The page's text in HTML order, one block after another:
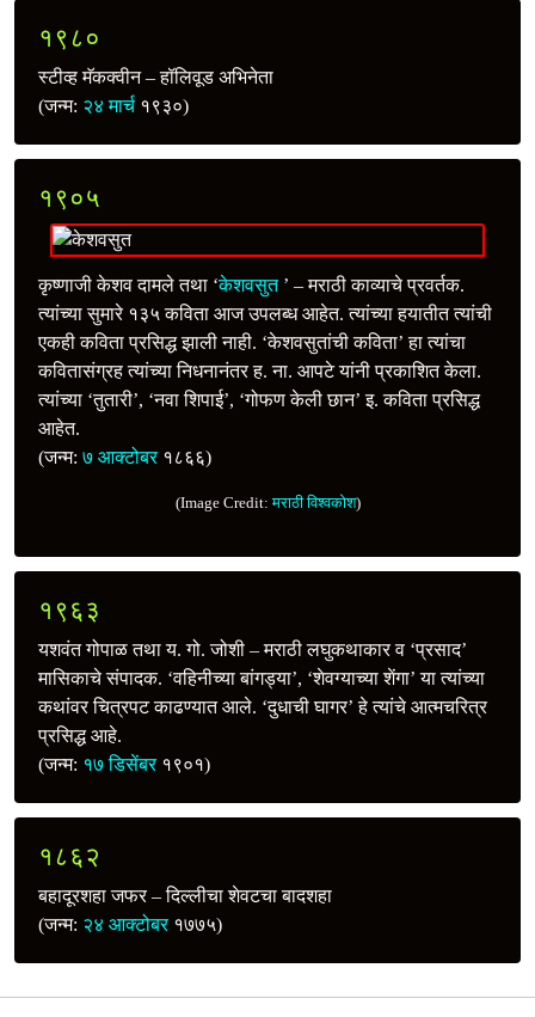
१९८०
स्टीव्ह मॅकक्‍वीन – हॉलिवूड अभिनेता
(जन्म: २४ मार्च १९३०)
१९०५
कृष्णाजी केशव दामले तथा ‘केशवसुत’ – मराठी काव्याचे प्रवर्तक.
त्यांच्या सुमारे १३५ कविता आज उपलब्ध आहेत. त्यांच्या हयातीत त्यांची
एकही कविता प्रसिद्ध झाली नाही. ‘केशवसुतांची कविता’ हा त्यांचा
कवितासंग्रह त्यांच्या निधनानंतर ह. ना. आपटे यांनी प्रकाशित केला.
त्यांच्या ‘तुतारी’, ‘नवा शिपाई’, ‘गोफण केली छान’ इ. कविता प्रसिद्ध
आहेत.
(जन्म: ७ आक्टोबर१८६६)
(Image Credit:मराठी विश्वकोश)
१९६३
यशवंत गोपाळ तथा य. गो. जोशी – मराठी लघुकथाकार व ‘प्रसाद’
मासिकाचे संपादक. ‘वहिनीच्या बांगड्या’, ‘शेवग्याच्या शेंगा’ या त्यांच्या
कथांवर चित्रपट काढण्यात आले. ‘दुधाची घागर’ हे त्यांचे आत्मचरित्र
प्रसिद्ध आहे.
(जन्म: १७ डिसेंबर१९०१)
१८६२
बहादूरशहा जफर – दिल्लीचा शेवटचा बादशहा
(जन्म: २४ आक्टोबर१७७५)